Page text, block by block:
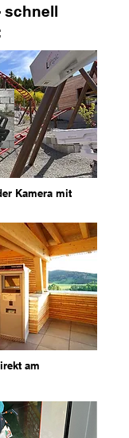
schnell
Kamera mit
am